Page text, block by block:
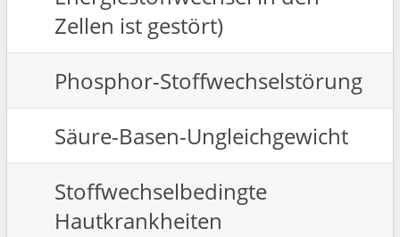
Zellen ist gestört)
Phosphor-Stoffwechselstörung
Säure-Basen-Ungleichgewicht
Stoffwechselbedingte
Hautkrankheiten